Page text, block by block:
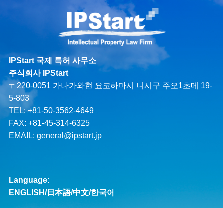
IPStart 국제 특허 사무소
주식회사 IPStart
〒220-0051 가나가와현 요코하마시 니시구 주오1초메 19-
5-803
TEL: +81-50-3562-4649
FAX: +81-45-314-6325
EMAIL: general@ipstart.jp
Language:
ENGLISH/日本語/中文/한국어